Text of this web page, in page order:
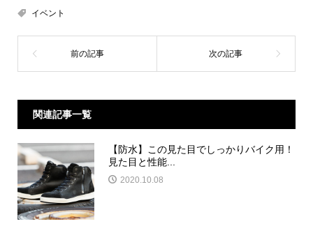
イベント
関連記事一覧
【防水】この見た目でしっかりバイク用！
見た目と性能...
2020.10.08